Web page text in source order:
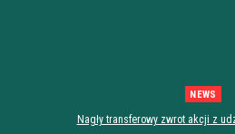
NEWS
Nagły transferowy zwrot akcji z